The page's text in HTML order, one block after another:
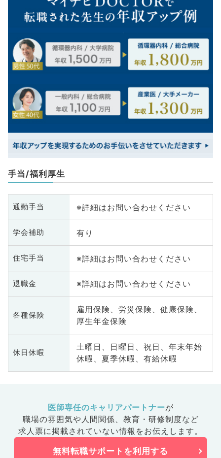
手当/福利厚生
通勤手当 ※詳細はお問い合わせください
学会補助 有り
住宅手当 ※詳細はお問い合わせください
退職金 ※詳細はお問い合わせください
各種保険
雇用保険、労災保険、健康保険、
厚生年金保険
休日休暇
土曜日、日曜日、祝日、年末年始
休暇、夏季休暇、有給休暇
医師専任のキャリアパートナーが
職場の雰囲気や人間関係、 教育・研修制度など
求人票に掲載されていない情報をお伝えします。
無料転職サポートを利用する